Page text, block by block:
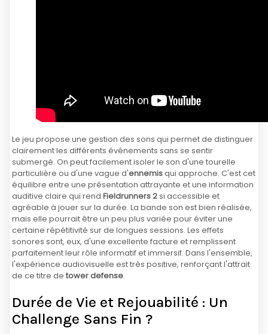
Le jeu propose une gestion des sons qui permet de distinguer
clairement les différents événements sans se sentir
submergé. On peut facilement isoler le son d'une tourelle
particulière ou d'une vague d'ennemisqui approche. C'est cet
équilibre entre une présentation attrayante et une information
auditive claire qui rend Fieldrunners 2si accessible et
agréable à jouer sur la durée. La bande son est bien réalisée,
mais elle pourrait être un peu plus variée pour éviter une
certaine répétitivité sur de longues sessions. Les effets
sonores sont, eux, d'une excellente facture et remplissent
parfaitement leur rôle informatif et immersif. Dans l'ensemble,
l'expérience audiovisuelle est très positive, renforçant l'attrait
de ce titre de tower defense.
Durée de Vie et Rejouabilité : Un
Challenge Sans Fin ?